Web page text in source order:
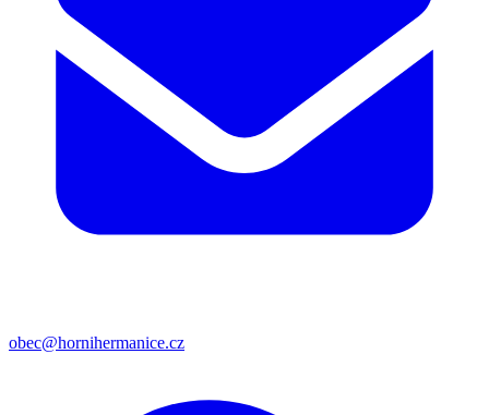
obec@hornihermanice.cz